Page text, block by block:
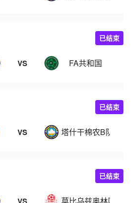
VS FA共和国
已结束
VS 塔什干棉农B队
已结束
已结束